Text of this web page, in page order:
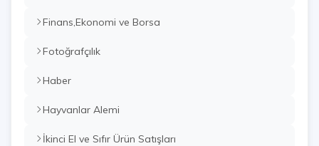
Finans,Ekonomi ve Borsa
Fotoğrafçılık
Haber
Hayvanlar Alemi
İkinci El ve Sıfır Ürün Satışları